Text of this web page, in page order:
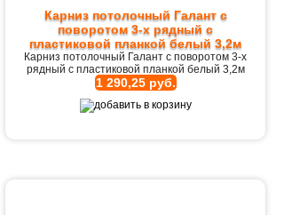
Карниз потолочный Галант с
поворотом 3-х рядный с
пластиковой планкой белый 3,2м
Карниз потолочный Галант с поворотом 3-х
рядный с пластиковой планкой белый 3,2м
1 290,25 руб.